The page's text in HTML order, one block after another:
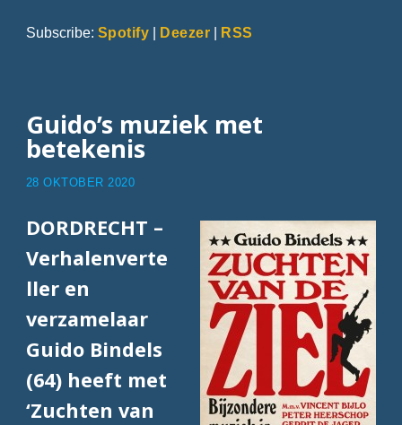
Subscribe: Spotify | Deezer | RSS
Guido’s muziek met
betekenis
28 OKTOBER 2020
DORDRECHT –
Verhalenverte
ller en
verzamelaar
Guido Bindels
(64) heeft met
‘Zuchten van